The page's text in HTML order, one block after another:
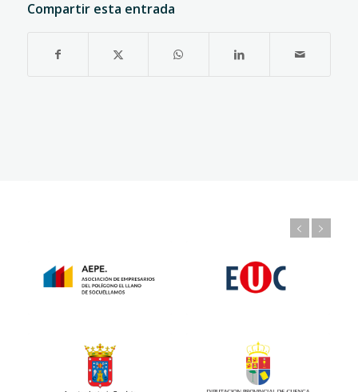
Compartir esta entrada